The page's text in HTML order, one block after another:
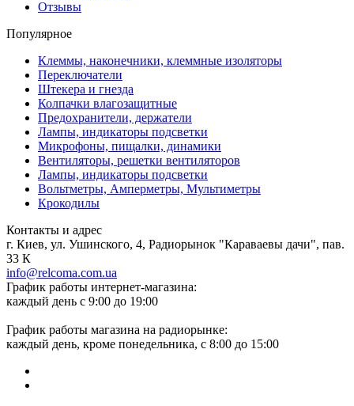
Отзывы
Популярное
Клеммы, наконечники, клеммные изоляторы
Переключатели
Штекера и гнезда
Колпачки влагозащитные
Предохранители, держатели
Лампы, индикаторы подсветки
Микрофоны, пищалки, динамики
Вентиляторы, решетки вентиляторов
Лампы, индикаторы подсветки
Вольтметры, Амперметры, Мультиметры
Крокодилы
Контакты и адрес
г. Киев, ул. Ушинского, 4, Радиорынок "Караваевы дачи", пав.
33 К
info@relcoma.com.ua
График работы интернет-магазина:
каждый день с 9:00 до 19:00
График работы магазина на радиорынке:
каждый день, кроме понедельника, с 8:00 до 15:00